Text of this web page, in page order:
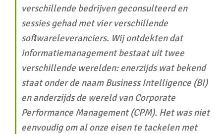
verschillende bedrijven geconsulteerd en
sessies gehad met vier verschillende
softwareleveranciers. Wij ontdekten dat
informatiemanagement bestaat uit twee
verschillende werelden: enerzijds wat bekend
staat onder de naam Business Intelligence (BI)
en anderzijds de wereld van Corporate
Performance Management (CPM). Het was niet
eenvoudig om al onze eisen te tackelen met